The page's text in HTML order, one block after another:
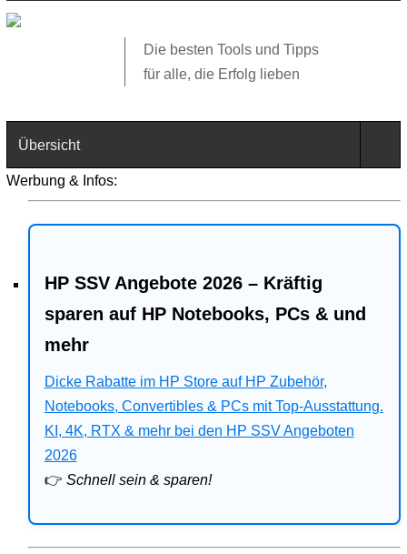
Die besten Tools und Tipps
für alle, die Erfolg lieben
Übersicht
Technik
Web
Business
Angebote
Bitdefender
Ratgeber
Werbung & Infos:
HP SSV Angebote 2026 – Kräftig
sparen auf HP Notebooks, PCs & und
mehr
Dicke Rabatte im HP Store auf HP Zubehör,
Notebooks, Convertibles & PCs mit Top-Ausstattung.
KI, 4K, RTX & mehr bei den HP SSV Angeboten
2026
👉 Schnell sein & sparen!